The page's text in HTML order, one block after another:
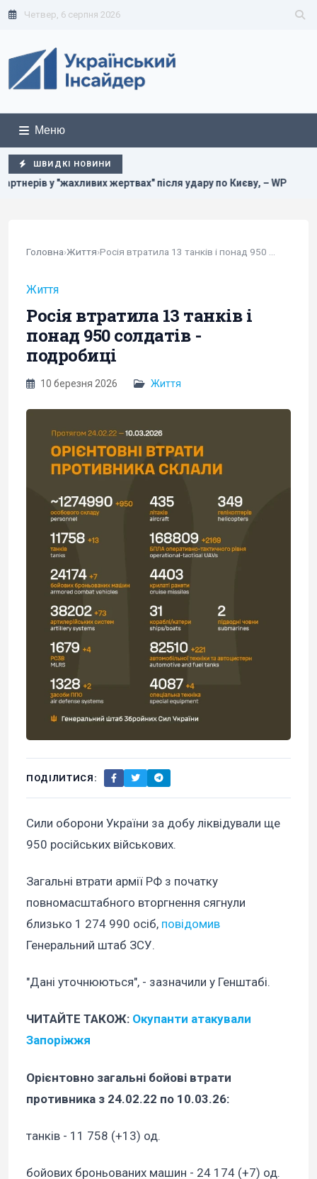
Четвер, 6 серпня 2026
Меню
ШВИДКІ НОВИНИ
після удару по Києву, – WP Чотири танки і понад
Головна›Життя›
Життя
Росія втратила 13 танків і
понад 950 солдатів -
подробиці
10 березня 2026 Життя
ПОДІЛИТИСЯ:
Сили оборони України за добу ліквідували ще
950 російських військових.
Загальні втрати армії РФ з початку
повномасштабного вторгнення сягнули
близько 1 274 990 осіб, повідомив
Генеральний штаб ЗСУ.
"Дані уточнюються", - зазначили у Генштабі.
ЧИТАЙТЕ ТАКОЖ: Окупанти атакували
Запоріжжя
Орієнтовно загальні бойові втрати
противника з 24.02.22 по 10.03.26:
танків - 11 758 (+13) од.
бойових броньованих машин - 24 174 (+7) од.